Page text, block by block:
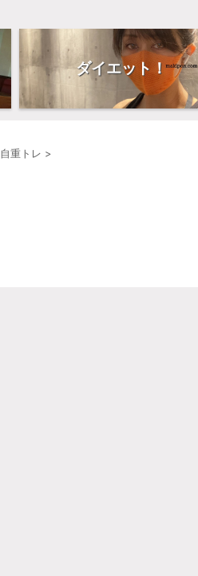
ダイエット！
自重トレ >